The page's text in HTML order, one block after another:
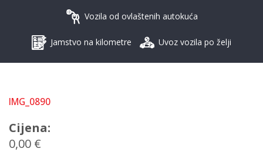
Vozila od ovlaštenih autokuća
Jamstvo na kilometre Uvoz vozila po želji
IMG_0890
Cijena:
0,00 €